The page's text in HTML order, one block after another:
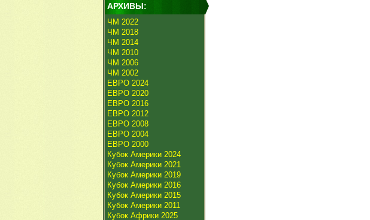
АРХИВЫ:
ЧМ 2022
ЧМ 2018
ЧМ 2014
ЧМ 2010
ЧМ 2006
ЧМ 2002
ЕВРО 2024
ЕВРО 2020
ЕВРО 2016
ЕВРО 2012
ЕВРО 2008
ЕВРО 2004
ЕВРО 2000
Кубок Америки 2024
Кубок Америки 2021
Кубок Америки 2019
Кубок Америки 2016
Кубок Америки 2015
Кубок Америки 2011
Кубок Африки 2025